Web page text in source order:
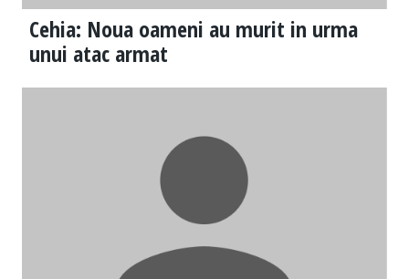
Cehia: Noua oameni au murit in urma
unui atac armat